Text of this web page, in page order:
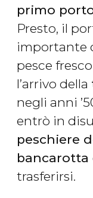
primo
Presto, il
importante
pesce
l’arrivo della
negli anni
entrò in
peschiere
bancarotta
trasferirsi.